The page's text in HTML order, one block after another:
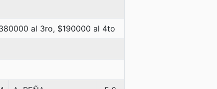
al 3ro, $190000 al 4to